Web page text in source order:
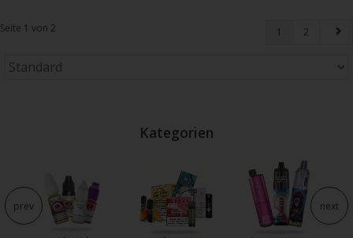
Seite 1 von 2 1 2
Kategorien
prev next